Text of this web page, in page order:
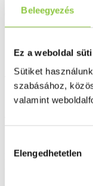
Beleegyezés
Ez a weboldal
Sütiket
szabásához,
valamint
kiválasztása
Elengedhetetlen
Csaknem tiszta,
4. KLINIKAI
Heveny